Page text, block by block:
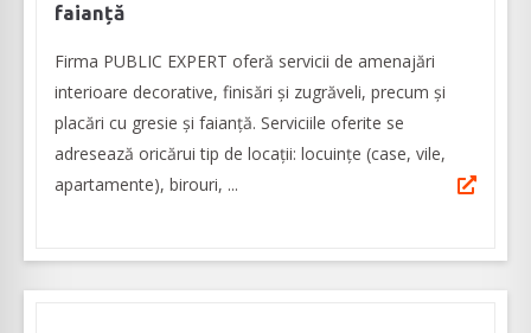
faianță
Firma PUBLIC EXPERT oferă servicii de amenajări
interioare decorative, finisări și zugrăveli, precum și
placări cu gresie și faianță. Serviciile oferite se
adresează oricărui tip de locații: locuințe (case, vile,
apartamente), birouri, ...